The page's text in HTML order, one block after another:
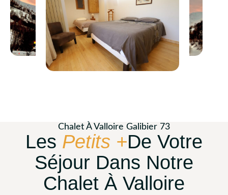
Chalet À Valloire Galibier 73
Les Petits +De Votre
Séjour Dans Notre
Chalet À Valloire